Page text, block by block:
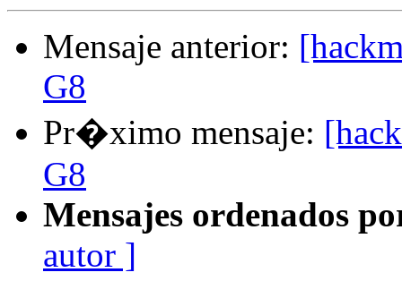
Mensaje anterior:
G8
Pr�ximo mensaje:
G8
Mensajes ordenados
autor ]